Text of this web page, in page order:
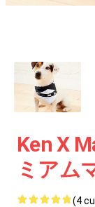
Ken X
ミアム
(4